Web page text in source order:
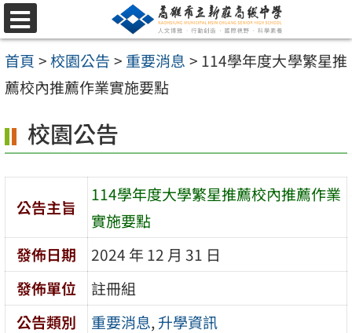
跳
至
主
要
容
區
選
單
首頁 >校園公告 > 重要消息 > 114學年度大學繁星推
薦校內推薦作業實施要點
校園公告
公告主旨
114學年度大學繁星推薦校內推薦作業
實施要點
發佈日期
2024 年 12 月 31 日
發佈單位
註冊組
公告類別
重要消息,升學資訊